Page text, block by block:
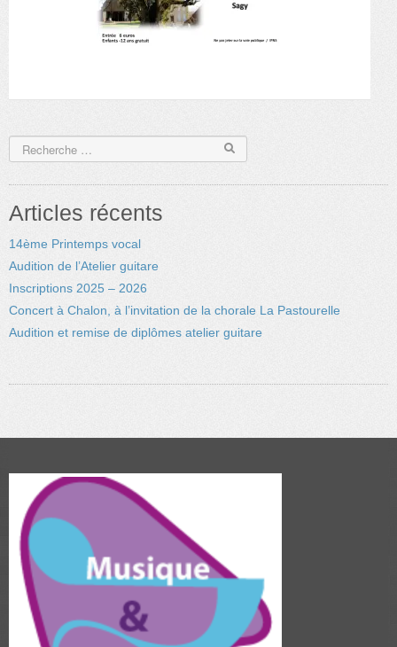
Articles récents
14ème Printemps vocal
Audition de l’Atelier guitare
Inscriptions 2025 – 2026
Concert à Chalon, à l’invitation de la chorale La Pastourelle
Audition et remise de diplômes atelier guitare